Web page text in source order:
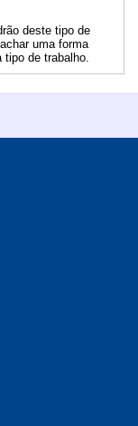
deste tipo de
uma forma
de trabalho.